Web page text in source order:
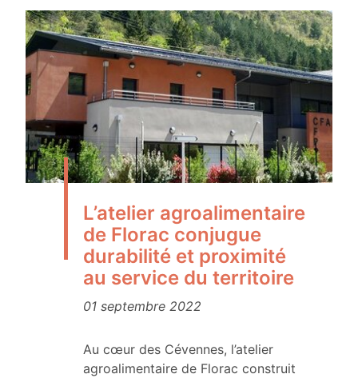
L’atelier agroalimentaire
de Florac conjugue
durabilité et proximité
au service du territoire
01 septembre 2022
Au cœur des Cévennes, l’atelier
agroalimentaire de Florac construit